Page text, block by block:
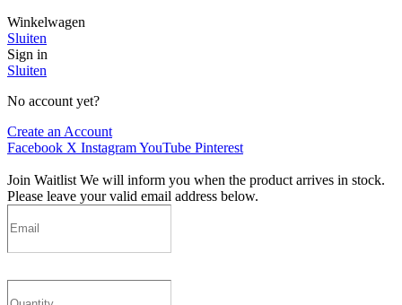
Winkelwagen
Sluiten
Sign in
Sluiten
No account yet?
Create an Account
Facebook X InstagramYouTube Pinterest
Join Waitlist We will inform you when the product arrives in stock.
Please leave your valid email address below.